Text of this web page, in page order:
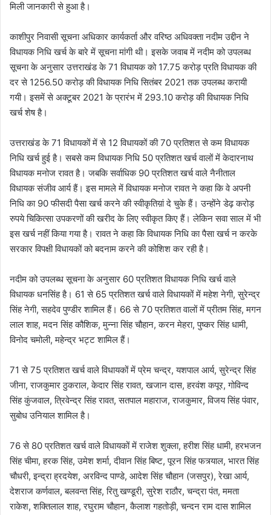
मिली जानकारी से हुआ है।
काशीपुर निवासी सूचना अधिकार कार्यकर्ता और वरिष्ठ अधिवक्ता नदीम उद्दीन ने
विधायक निधि खर्च के बारे में सूचना मांगी थी। इसके जवाब में नदीम को उपलब्ध
सूचना के अनुसार उत्तराखंड के 71 विधायक को 17.75 करोड़ प्रति विधायक की
दर से 1256.50 करोड़ की विधायक निधि सितंबर 2021 तक उपलब्ध करायी
गयी। इसमें से अक्टूबर 2021 के प्रारंभ में 293.10 करोड़ की विधायक निधि
खर्च शेष है।
उत्तराखंड के 71 विधायकों में से 12 विधायकों की 70 प्रतिशत से कम विधायक
निधि खर्च हुई है। सबसे कम विधायक निधि 50 प्रतिशत खर्च वालों में केदारनाथ
विधायक मनोज रावत है। जबकि सर्वाधिक 90 प्रतिशत खर्च वाले नैनीताल
विधायक संजीव आर्य हैं। इस मामले में विधायक मनोज रावत ने कहा कि वे अपनी
निधि का 90 फीसदी पैसा खर्च करने की स्वीकृतिय़ां दे चुके हैं। उन्होंने डेढ़ करोड़
रुपये चिकित्सा उपकरणों की खरीद के लिए स्वीकृत किए हैं। लेकिन सवा साल में भी
इस खर्च नहीं किया गया है। रावत ने कहा कि विधायक निधि का पैसा खर्च न करके
सरकार विपक्षी विधायकों को बदनाम करने की कोशिश कर रही है।
नदीम को उपलब्ध सूचना के अनुसार 60 प्रतिशत विधायक निधि खर्च वाले
विधायक धनसिंह है। 61 से 65 प्रतिशत खर्च वाले विधायकों में महेश नेगी, सुरेन्द्र
सिंह नेगी, सहदेव पुण्डीर शामिल हैं। 66 से 70 प्रतिशत वालों में प्रीतम सिंह, मगन
लाल शाह, मदन सिंह कौशिक, मुन्ना सिंह चौहान, करन मेहरा, पुष्कर सिंह धामी,
विनोद चमोली, महेन्द्र भट्ट शामिल हैं।
71 से 75 प्रतिशत खर्च वाले विधायकों में प्रेम चन्द्र, यशपाल आर्य, सुरेन्द्र सिंह
जीना, राजकुमार ठुकराल, केदार सिंह रावत, खजान दास, हरवंश कपूर, गोविन्द
सिंह कुंजवाल, त्रिवेन्द्र सिंह रावत, सतपाल महाराज, राजकुमार, विजय सिंह पंवार,
सुबोध उनियाल शामिल है।
76 से 80 प्रतिशत खर्च वाले विधायकों में राजेश शुक्ला, हरीश सिंह धामी, हरभजन
सिंह चीमा, हरक सिंह, उमेश शर्मा, दीवान सिंह बिष्ट, पूरन सिंह फत्र्याल, भारत सिंह
चौधरी, इन्द्रा ह्रदयेश, अरविन्द पाण्डे, आदेश सिंह चौहान (जसपुर), रेखा आर्य,
देशराज कर्णवाल, बलवन्त सिंह, रितु खण्डूरी, सुरेश राठौर, चन्द्रा पंत, ममता
राकेश, शक्तिलाल शाह, रघुराम चौहान, कैलाश गहतोड़ी, चन्दन राम दास शामिल